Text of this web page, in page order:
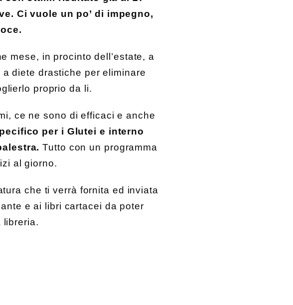
Ci vuole un po’ di impegno,
mese, in procinto dell’estate, a
diete drastiche per eliminare
proprio da li.
ce ne sono di efficaci e anche
per i Glutei e interno
Tutto con un programma
al giorno.
che ti verrà fornita ed inviata
e ai libri cartacei da poter
libreria.